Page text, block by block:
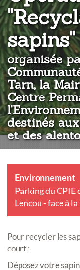
organisée
Tarn, la
Centre
destinés
et des
Environnement
Parking du CPIE
Lencou - face à
Pour recycler les
court :
Déposez votre